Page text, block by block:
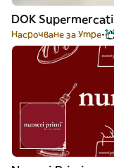
DOK Supermercati
Насрочване за Утре